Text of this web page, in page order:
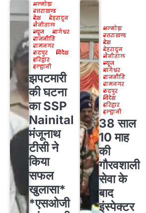
अल्मोड़ा
उत्तराखण्ड
देश
देहरादून
नैनीताल
न्यूज
बागेश्वर
राजनीति
रामनगर
रुद्रपुर
विदेश
हरिद्वार
हल्द्वानी
झपटमारी
की घटना
का SSP
Nainital
मंजूनाथ
टीसी ने
किया
सफल
खुलासा*
*एसओजी
अल्मोड़ा
उत्तराखण्ड
देश
देहरादून
नैनीताल
न्यूज
बागेश्वर
राजनीति
रामनगर
रुद्रपुर
विदेश
हरिद्वार
हल्द्वानी
38 साल
10 माह
की
गौरवशाली
सेवा के
बाद
इंस्पेक्टर